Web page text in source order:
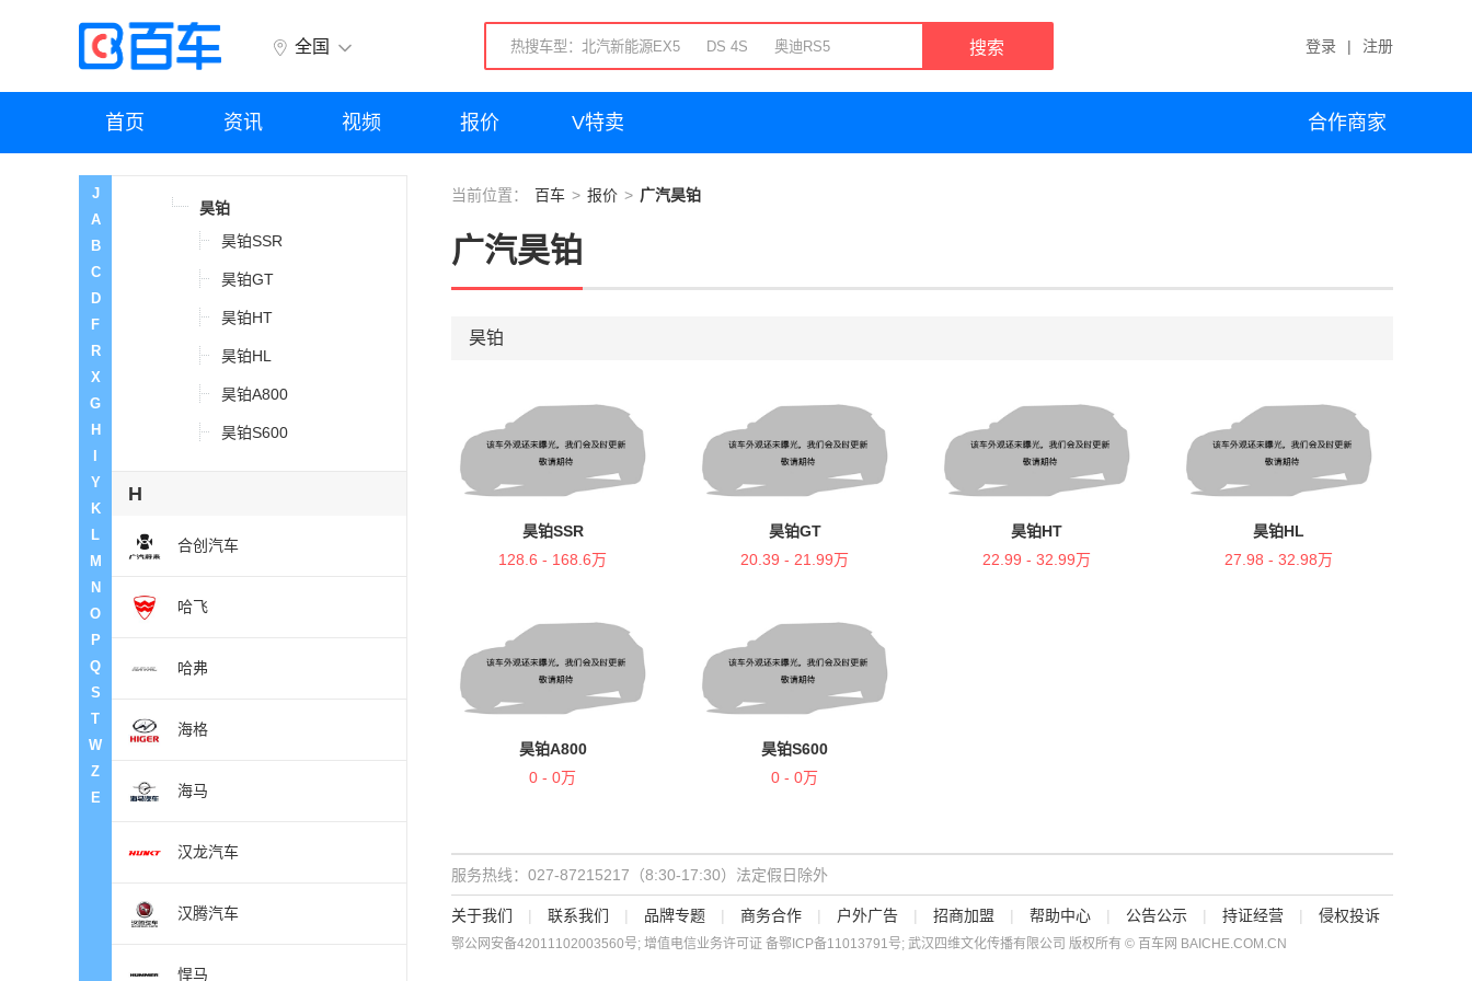
全国 搜索 登录 | 注册
首页 资讯 视频 报价 V特卖 合作商家
J
A
B
C
D
F
R
X
G
H
Y
K
L
M
N
O
P
Q
S
T
W
Z
E
国金汽车
昊铂
昊铂SSR
昊铂GT
昊铂HT
昊铂HL
昊铂A800
昊铂S600
H
合创汽车
哈飞
哈弗
海格
海马
汉龙汽车
汉腾汽车
悍马
当前位置： 百车 报价 广汽昊铂
广汽昊铂
昊铂
昊铂SSR
128.6 - 168.6万
昊铂GT
20.39 - 21.99万
昊铂HT
22.99 - 32.99万
昊铂HL
27.98 - 32.98万
昊铂A800
0 - 0万
昊铂S600
0 - 0万
服务热线：027-87215217（8:30-17:30）法定假日除外
关于我们 | 联系我们 | 品牌专题 | 商务合作 | 户外广告 | 招商加盟 | 帮助中心 | 公告公示 | 持证经营 | 侵权投诉
鄂公网安备42011102003560号; 增值电信业务许可证 备鄂ICP备11013791号; 武汉四维文化传播有限公司 版权所有 © 百车网 BAICHE.COM.CN